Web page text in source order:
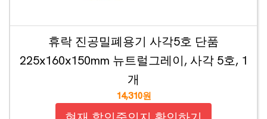
휴락 진공밀폐용기 사각5호 단품
225x160x150mm 뉴트럴그레이, 사각 5호, 1
개
14,310원